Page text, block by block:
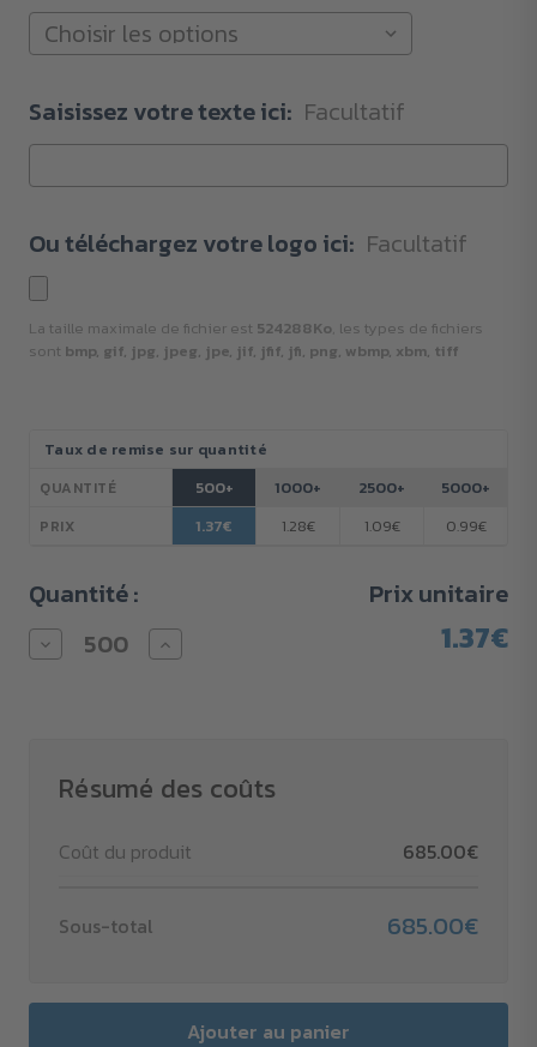
Saisissez votre texte ici: Facultatif
Ou téléchargez votre logo ici: Facultatif
La taille maximale de fichier est 524288Ko, les types de fichiers
sont bmp, gif, jpg, jpeg, jpe, jif, jfif, jfi, png, wbmp, xbm, tiff
Stock
actuel :
Taux de remise sur quantité
QUANTITÉ
PRIX
500+
1.37€
1000+
1.28€
2500+
1.09€
5000+
0.99€
Quantité :
Diminuer
la
BIC®
Media
Ecolutions®
Augmenter
la
BIC®
Media
Ecolutions®
Prix unitaire
1.37€
Résumé des coûts
Coût du produit 685.00€
Sous-total 685.00€